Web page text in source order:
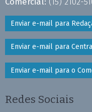
Enviar e-mail para
Enviar e-mail para
Enviar e-mail para o
Redes Sociais